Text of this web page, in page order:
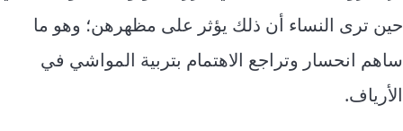
حين ترى النساء أن ذلك يؤثر على مظهرهن؛ وهو ما
ساهم انحسار وتراجع الاهتمام بتربية المواشي في
الأرياف.